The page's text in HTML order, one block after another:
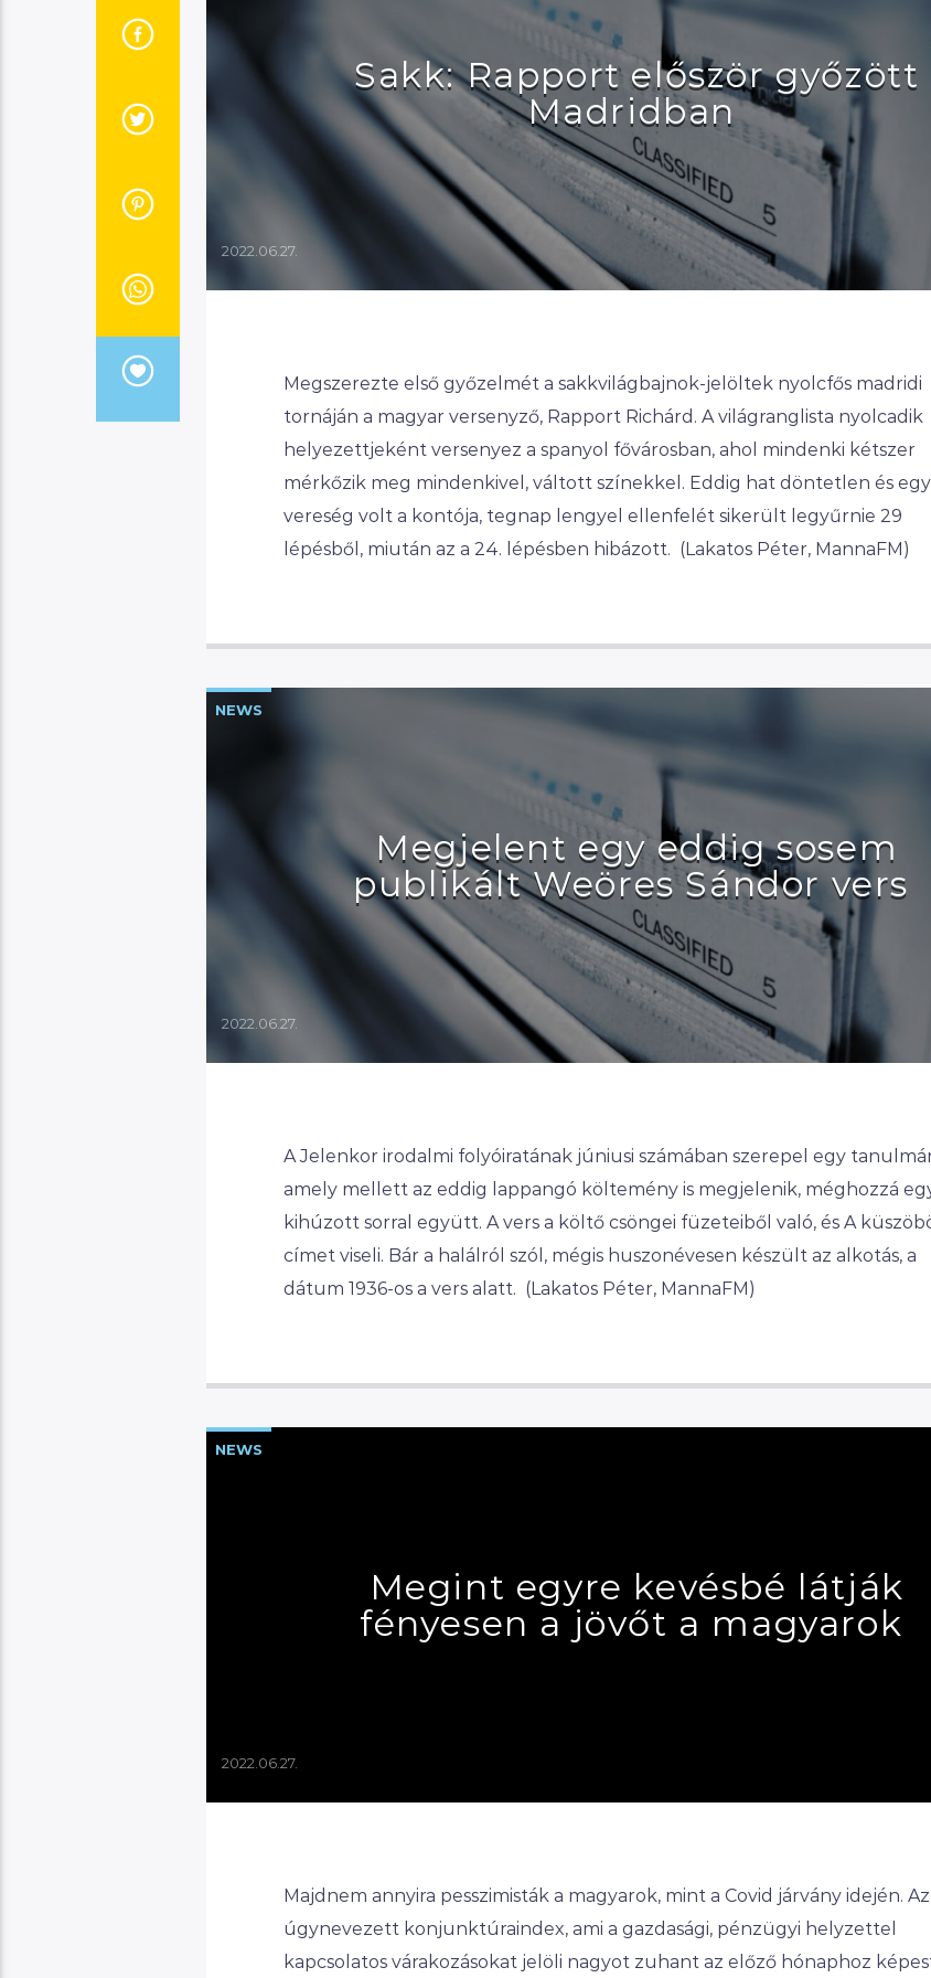
Sakk: Rapport először győzött
Madridban
2022.06.27.
Megszerezte első győzelmét a sakkvilágbajnok-jelöltek nyolcfős madridi
tornáján a magyar versenyző, Rapport Richárd. A világranglista nyolcadik
helyezettjeként versenyez a spanyol fővárosban, ahol mindenki kétszer
mérkőzik meg mindenkivel, váltott színekkel. Eddig hat döntetlen és egy
vereség volt a kontója, tegnap lengyel ellenfelét sikerült legyűrnie 29
lépésből, miután az a 24. lépésben hibázott. (Lakatos Péter, MannaFM)
NEWS
Megjelent egy eddig sosem
publikált Weöres Sándor vers
2022.06.27.
A Jelenkor irodalmi folyóiratának júniusi számában szerepel egy
amely mellett az eddig lappangó költemény is megjelenik, méghozzá
kihúzott sorral együtt. A vers a költő csöngei füzeteiből való, és A
címet viseli. Bár a halálról szól, mégis huszonévesen készült az alkotás, a
dátum 1936-os a vers alatt. (Lakatos Péter, MannaFM)
NEWS
Megint egyre kevésbé látják
fényesen a jövőt a magyarok
2022.06.27.
Majdnem annyira pesszimisták a magyarok, mint a Covid járvány idején. Az
úgynevezett konjunktúraindex, ami a gazdasági, pénzügyi helyzettel
kapcsolatos várakozásokat jelöli nagyot zuhant az előző hónaphoz